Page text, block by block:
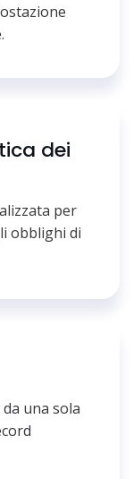
dei
per
obblighi di
una sola